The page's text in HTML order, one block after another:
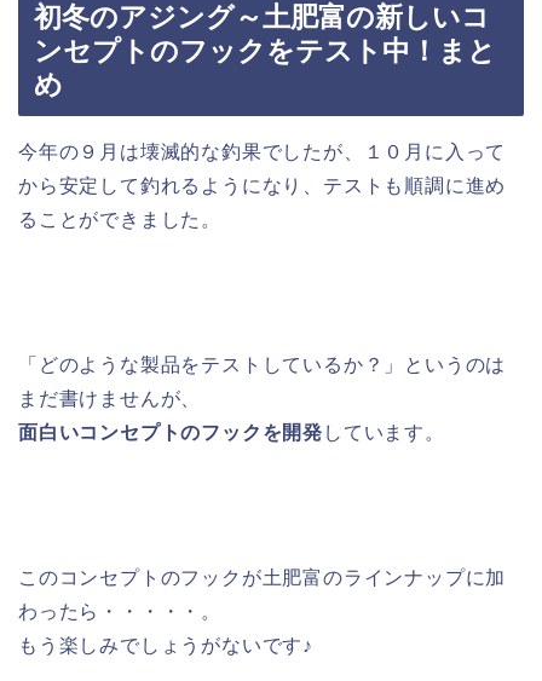
初冬のアジング～土肥富の新しいコ
ンセプトのフックをテスト中！まと
め
今年の９月は壊滅的な釣果でしたが、１０月に入って
から安定して釣れるようになり、テストも順調に進め
ることができました。
「どのような製品をテストしているか？」というのは
まだ書けませんが、
面白いコンセプトのフックを開発 しています。
このコンセプトのフックが土肥富のラインナップに加
わったら・・・・・。
もう楽しみでしょうがないです♪